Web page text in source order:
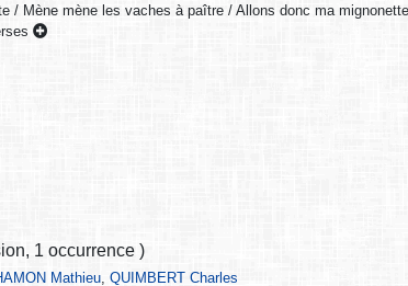
/ Mène mène les vaches à paître / Allons donc ma
, 1 occurrence )
Mathieu,QUIMBERT Charles